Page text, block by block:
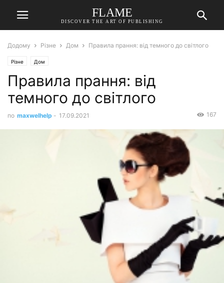
FLAME
DISCOVER THE ART OF PUBLISHING
Додому Різне Дом Правила прання: від темного до світлого
Різне Дом
Правила прання: від
темного до світлого
по maxwelhelp - 17.09.2021 167